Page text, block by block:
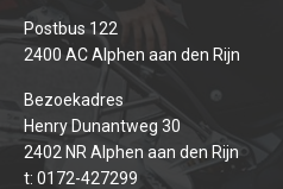
Postbus 122
2400 AC Alphen aan den Rijn
Bezoekadres
Henry Dunantweg 30
2402 NR Alphen aan den Rijn
t: 0172-427299